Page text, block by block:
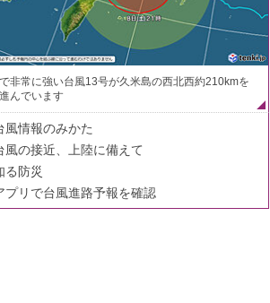
非常に強い台風13号が久米島の西北西約210kmを
んでいます
風情報のみかた
風の接近、上陸に備えて
る防災
プリで台風進路予報を確認